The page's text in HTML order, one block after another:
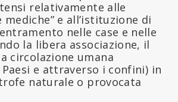
relativamente alle
e all’istituzione di
nelle case e nelle
la libera associazione, il
circolazione umana
e attraverso i confini) in
naturale o provocata